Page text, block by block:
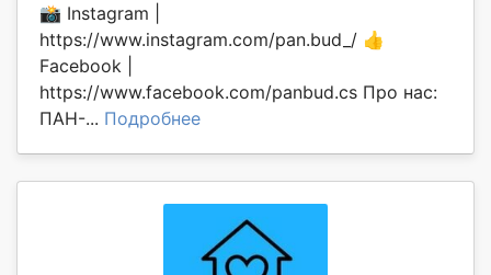
📸 Instagram |
https://www.instagram.com/pan.bud_/ 👍
Facebook |
https://www.facebook.com/panbud.cs Про нас:
ПАН-... Подробнее